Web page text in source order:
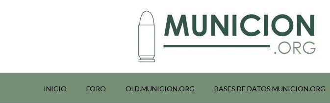
INICIO FORO OLD.MUNICION.ORG BASES DE DATOS MUNICION.ORG